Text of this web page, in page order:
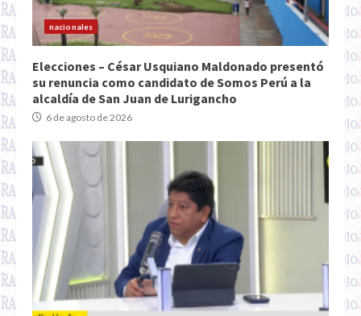
nacionales
Elecciones – César Usquiano Maldonado presentó
su renuncia como candidato de Somos Perú a la
alcaldía de San Juan de Lurigancho
6 de agosto de 2026